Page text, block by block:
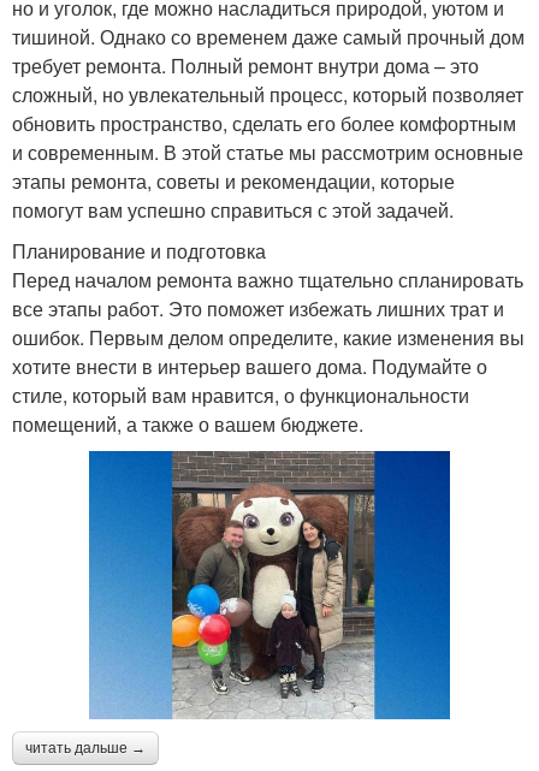
но и уголок, где можно насладиться природой, уютом и
тишиной. Однако со временем даже самый прочный дом
требует ремонта. Полный ремонт внутри дома – это
сложный, но увлекательный процесс, который позволяет
обновить пространство, сделать его более комфортным
и современным. В этой статье мы рассмотрим основные
этапы ремонта, советы и рекомендации, которые
помогут вам успешно справиться с этой задачей.
Планирование и подготовка
Перед началом ремонта важно тщательно спланировать
все этапы работ. Это поможет избежать лишних трат и
ошибок. Первым делом определите, какие изменения вы
хотите внести в интерьер вашего дома. Подумайте о
стиле, который вам нравится, о функциональности
помещений, а также о вашем бюджете.
читать дальше →